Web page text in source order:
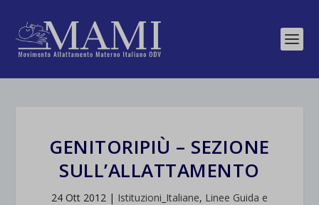
GENITORIPIÙ – SEZIONE
SULL’ALLATTAMENTO
24 Ott 2012 | Istituzioni_Italiane, Linee Guida e